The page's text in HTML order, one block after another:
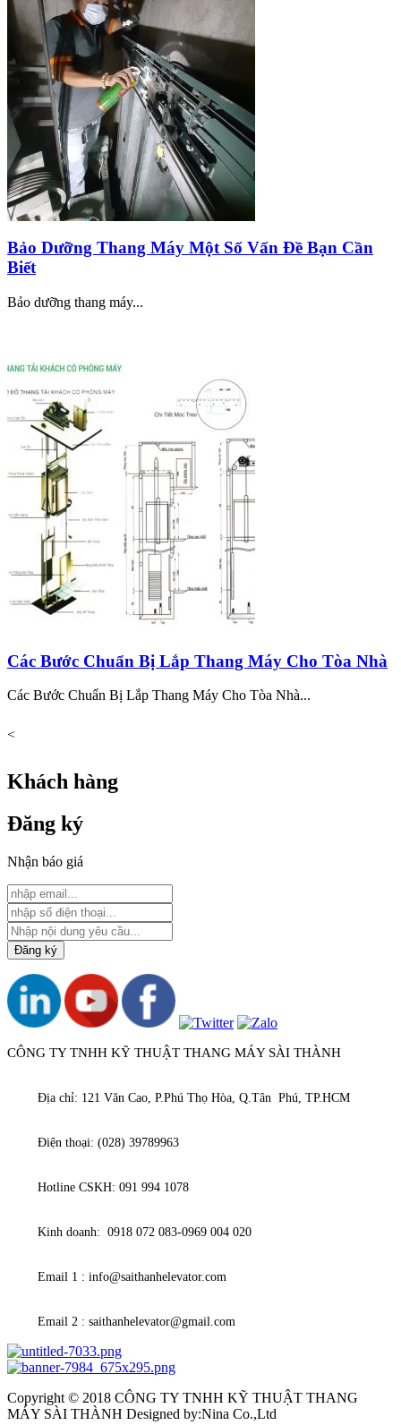
Bảo Dưỡng Thang Máy Một Số Vấn Đề Bạn Cần
Biết
Bảo dưỡng thang máy...
Các Bước Chuẩn Bị Lắp Thang Máy Cho Tòa Nhà
Các Bước Chuẩn Bị Lắp Thang Máy Cho Tòa Nhà...
<
Khách hàng
Đăng ký
Nhận báo giá
CÔNG TY TNHH KỸ THUẬT THANG MÁY SÀI THÀNH
Địa chỉ: 121 Văn Cao, P.Phú Thọ Hòa, Q.Tân Phú, TP.HCM
Điện thoại: (028) 39789963
Hotline CSKH: 091 994 1078
Kinh doanh: 0918 072 083-0969 004 020
Email 1 : info@saithanhelevator.com
Email 2 : saithanhelevator@gmail.com
Copyright © 2018 CÔNG TY TNHH KỸ THUẬT THANG
MÁY SÀI THÀNH Designed by:Nina Co.,Ltd